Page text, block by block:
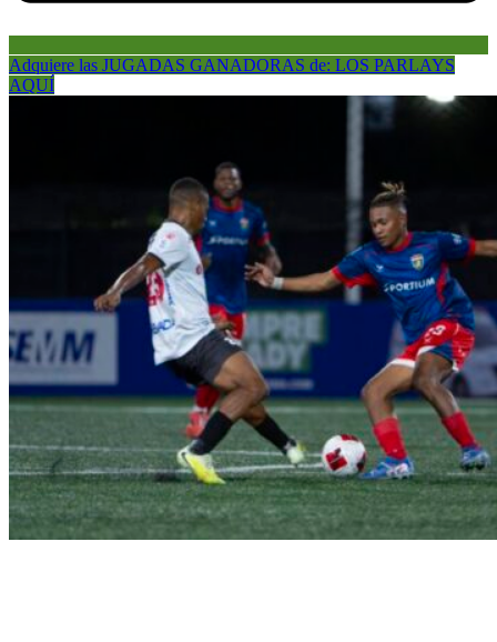
Adquiere las JUGADAS GANADORAS de: LOS PARLAYS
AQUÍ